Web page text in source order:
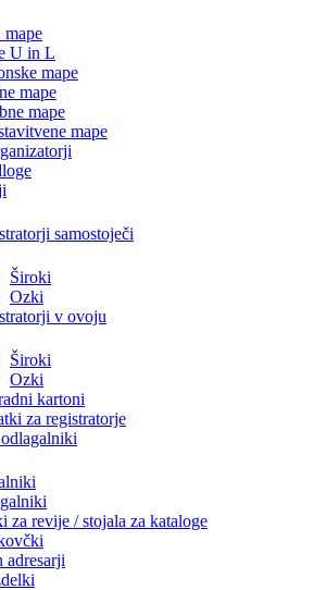
U in L
mape
mape
mape
mape
samostoječi
Široki
Ozki
v ovoju
Široki
Ozki
kartoni
za registratorje
za revije / stojala za kataloge